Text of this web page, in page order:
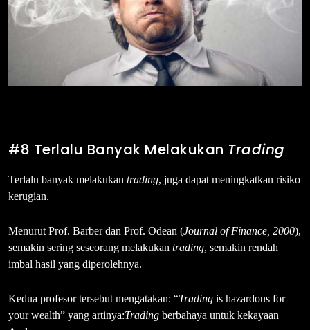
#8 Terlalu Banyak Melakukan Trading
Terlalu banyak melakukan trading, juga dapat meningkatkan risiko
kerugian.
Menurut Prof. Barber dan Prof. Odean (Journal of Finance, 2000),
semakin sering seseorang melakukan trading, semakin rendah
imbal hasil yang diperolehnya.
Kedua profesor tersebut mengatakan: “Trading is hazardous for
your wealth” yang artinya:Trading berbahaya untuk kekayaan